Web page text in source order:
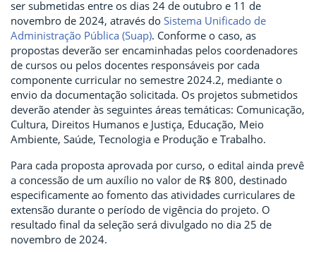
ser submetidas entre os dias 24 de outubro e 11 de
novembro de 2024, através do Sistema Unificado de
Administração Pública (Suap). Conforme o caso, as
propostas deverão ser encaminhadas pelos coordenadores
de cursos ou pelos docentes responsáveis por cada
componente curricular no semestre 2024.2, mediante o
envio da documentação solicitada. Os projetos submetidos
deverão atender às seguintes áreas temáticas: Comunicação,
Cultura, Direitos Humanos e Justiça, Educação, Meio
Ambiente, Saúde, Tecnologia e Produção e Trabalho.
Para cada proposta aprovada por curso, o edital ainda prevê
a concessão de um auxílio no valor de R$ 800, destinado
especificamente ao fomento das atividades curriculares de
extensão durante o período de vigência do projeto. O
resultado final da seleção será divulgado no dia 25 de
novembro de 2024.